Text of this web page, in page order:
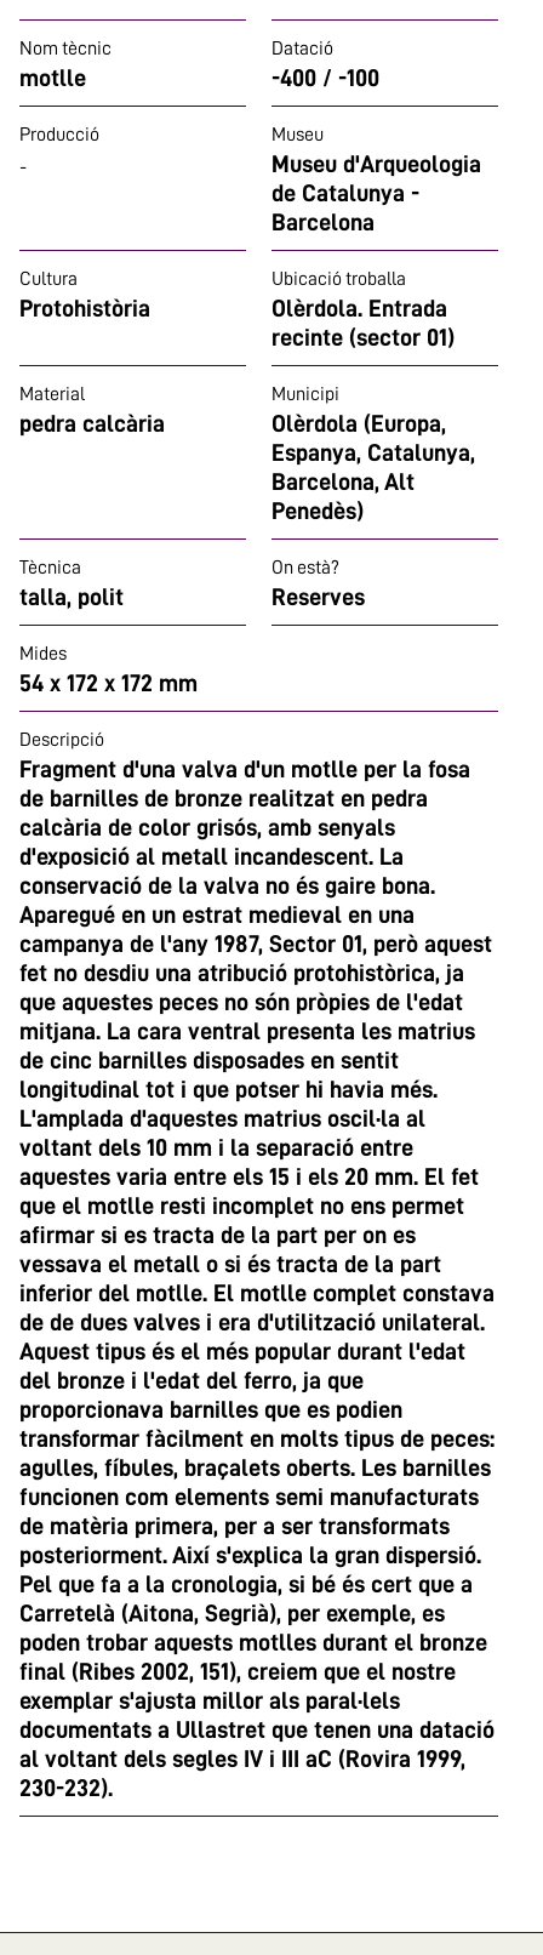
Nom tècnic
motlle
Datació
-400 / -100
Producció
-
Museu
Museu d'Arqueologia
de Catalunya -
Barcelona
Cultura
Protohistòria
Ubicació troballa
Olèrdola. Entrada
recinte (sector 01)
Material
pedra calcària
Municipi
Olèrdola (Europa,
Espanya, Catalunya,
Barcelona, Alt
Penedès)
Tècnica
talla, polit
On està?
Reserves
Mides
54 x 172 x 172 mm
Descripció
Fragment d'una valva d'un motlle per la fosa
de barnilles de bronze realitzat en pedra
calcària de color grisós, amb senyals
d'exposició al metall incandescent. La
conservació de la valva no és gaire bona.
Aparegué en un estrat medieval en una
campanya de l'any 1987, Sector 01, però aquest
fet no desdiu una atribució protohistòrica, ja
que aquestes peces no són pròpies de l'edat
mitjana. La cara ventral presenta les matrius
de cinc barnilles disposades en sentit
longitudinal tot i que potser hi havia més.
L'amplada d'aquestes matrius oscil·la al
voltant dels 10 mm i la separació entre
aquestes varia entre els 15 i els 20 mm. El fet
que el motlle resti incomplet no ens permet
afirmar si es tracta de la part per on es
vessava el metall o si és tracta de la part
inferior del motlle. El motlle complet constava
de de dues valves i era d'utilització unilateral.
Aquest tipus és el més popular durant l'edat
del bronze i l'edat del ferro, ja que
proporcionava barnilles que es podien
transformar fàcilment en molts tipus de peces:
agulles, fíbules, braçalets oberts. Les barnilles
funcionen com elements semi manufacturats
de matèria primera, per a ser transformats
posteriorment. Així s'explica la gran dispersió.
Pel que fa a la cronologia, si bé és cert que a
Carretelà (Aitona, Segrià), per exemple, es
poden trobar aquests motlles durant el bronze
final (Ribes 2002, 151), creiem que el nostre
exemplar s'ajusta millor als paral·lels
documentats a Ullastret que tenen una datació
al voltant dels segles IV i III aC (Rovira 1999,
230-232).